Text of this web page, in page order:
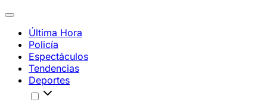
Última Hora
Policía
Espectáculos
Tendencias
Deportes